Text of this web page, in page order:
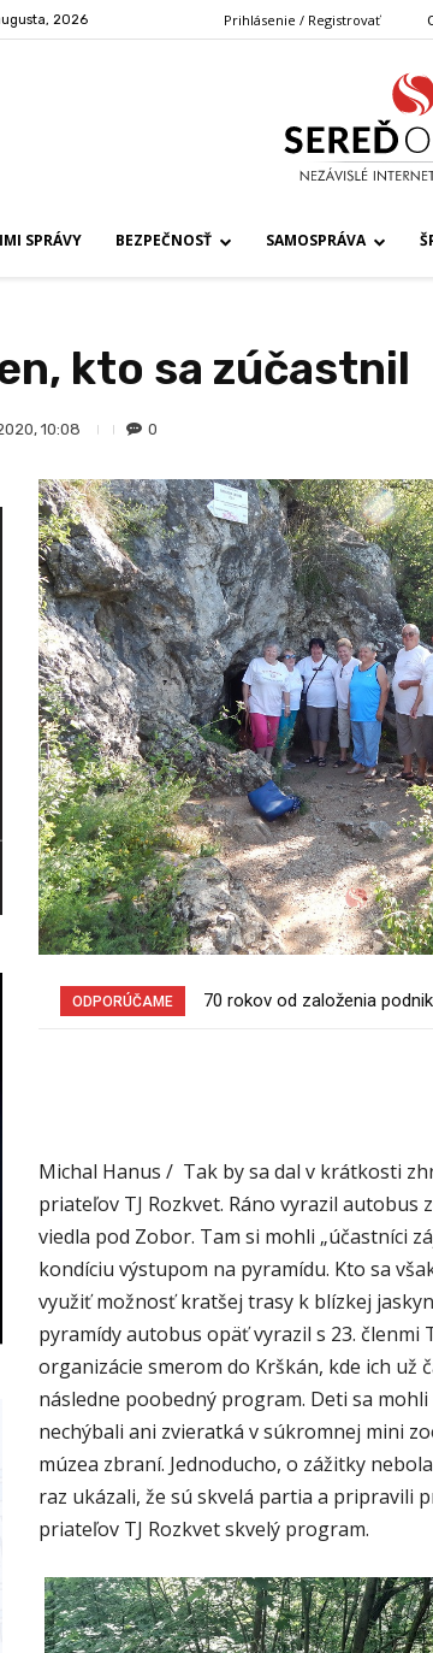
2026 Prihlásenie / Registrovať
SPRÁVY BEZPEČNOSŤ SAMOSPRÁVA
kto sa zúčastnil
10:08 0
ODPORÚČAME
Sereď niekedy bola mestom
Michal Hanus / Tak by sa dal v krátkosti
priateľov TJ Rozkvet. Ráno vyrazil autobus
viedla pod Zobor. Tam si mohli „účastníci
kondíciu výstupom na pyramídu. Kto sa
využiť možnosť kratšej trasy k blízkej
pyramídy autobus opäť vyrazil s 23. členmi
organizácie smerom do Krškán, kde ich už
následne poobedný program. Deti sa
nechýbali ani zvieratká v súkromnej mini
múzea zbraní. Jednoducho, o zážitky
raz ukázali, že sú skvelá partia a pripravili
priateľov TJ Rozkvet skvelý program.